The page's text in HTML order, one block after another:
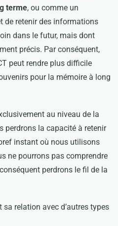
terme, ou comme un
de retenir des informations
dans le futur, mais dont
précis. Par conséquent,
peut rendre plus difficile
pour la mémoire à long
au niveau de la
perdrons la capacité à retenir
instant où nous utilisons
ne pourrons pas comprendre
perdrons le fil de la
relation avec d’autres types